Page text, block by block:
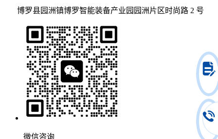
博罗县园洲镇博罗智能装备产业园园洲片区时尚路 2 号
微信咨询